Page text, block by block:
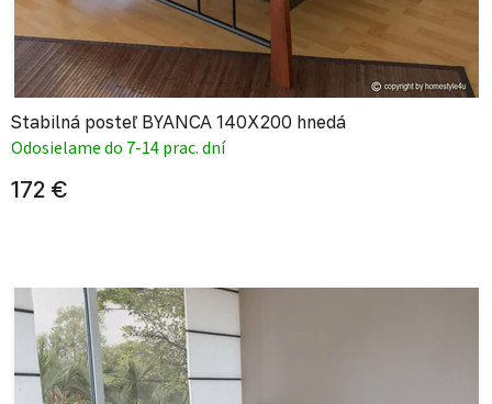
Stabilná posteľ BYANCA 140X200 hnedá
Odosielame do 7-14 prac. dní
172 €